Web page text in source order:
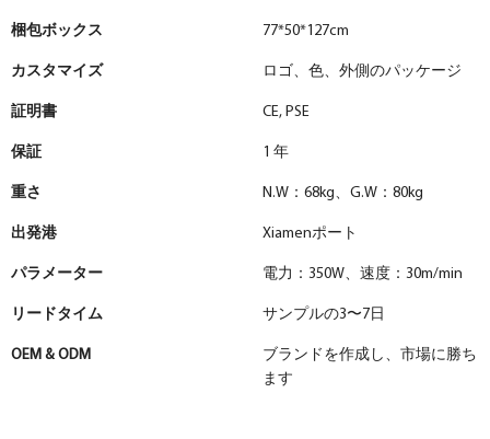
梱包ボックス 77*50*127cm
カスタマイズ ロゴ、色、外側のパッケージ
証明書 CE, PSE
保証 1 年
重さ N.W：68kg、G.W：80kg
出発港 Xiamenポート
パラメーター 電力：350W、速度：30m/min
リードタイム サンプルの3〜7日
OEM & ODM
ブランドを作成し、市場に勝ち
ます